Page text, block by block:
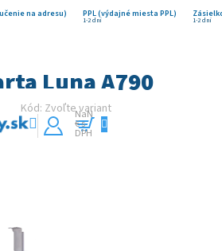
na adresu) PPL (výdajné miesta PPL)
1-2 dni 1-2 dni
Nákupný
NaN
€ s
DPH
Luna A790
Kód: Zvoľte variant